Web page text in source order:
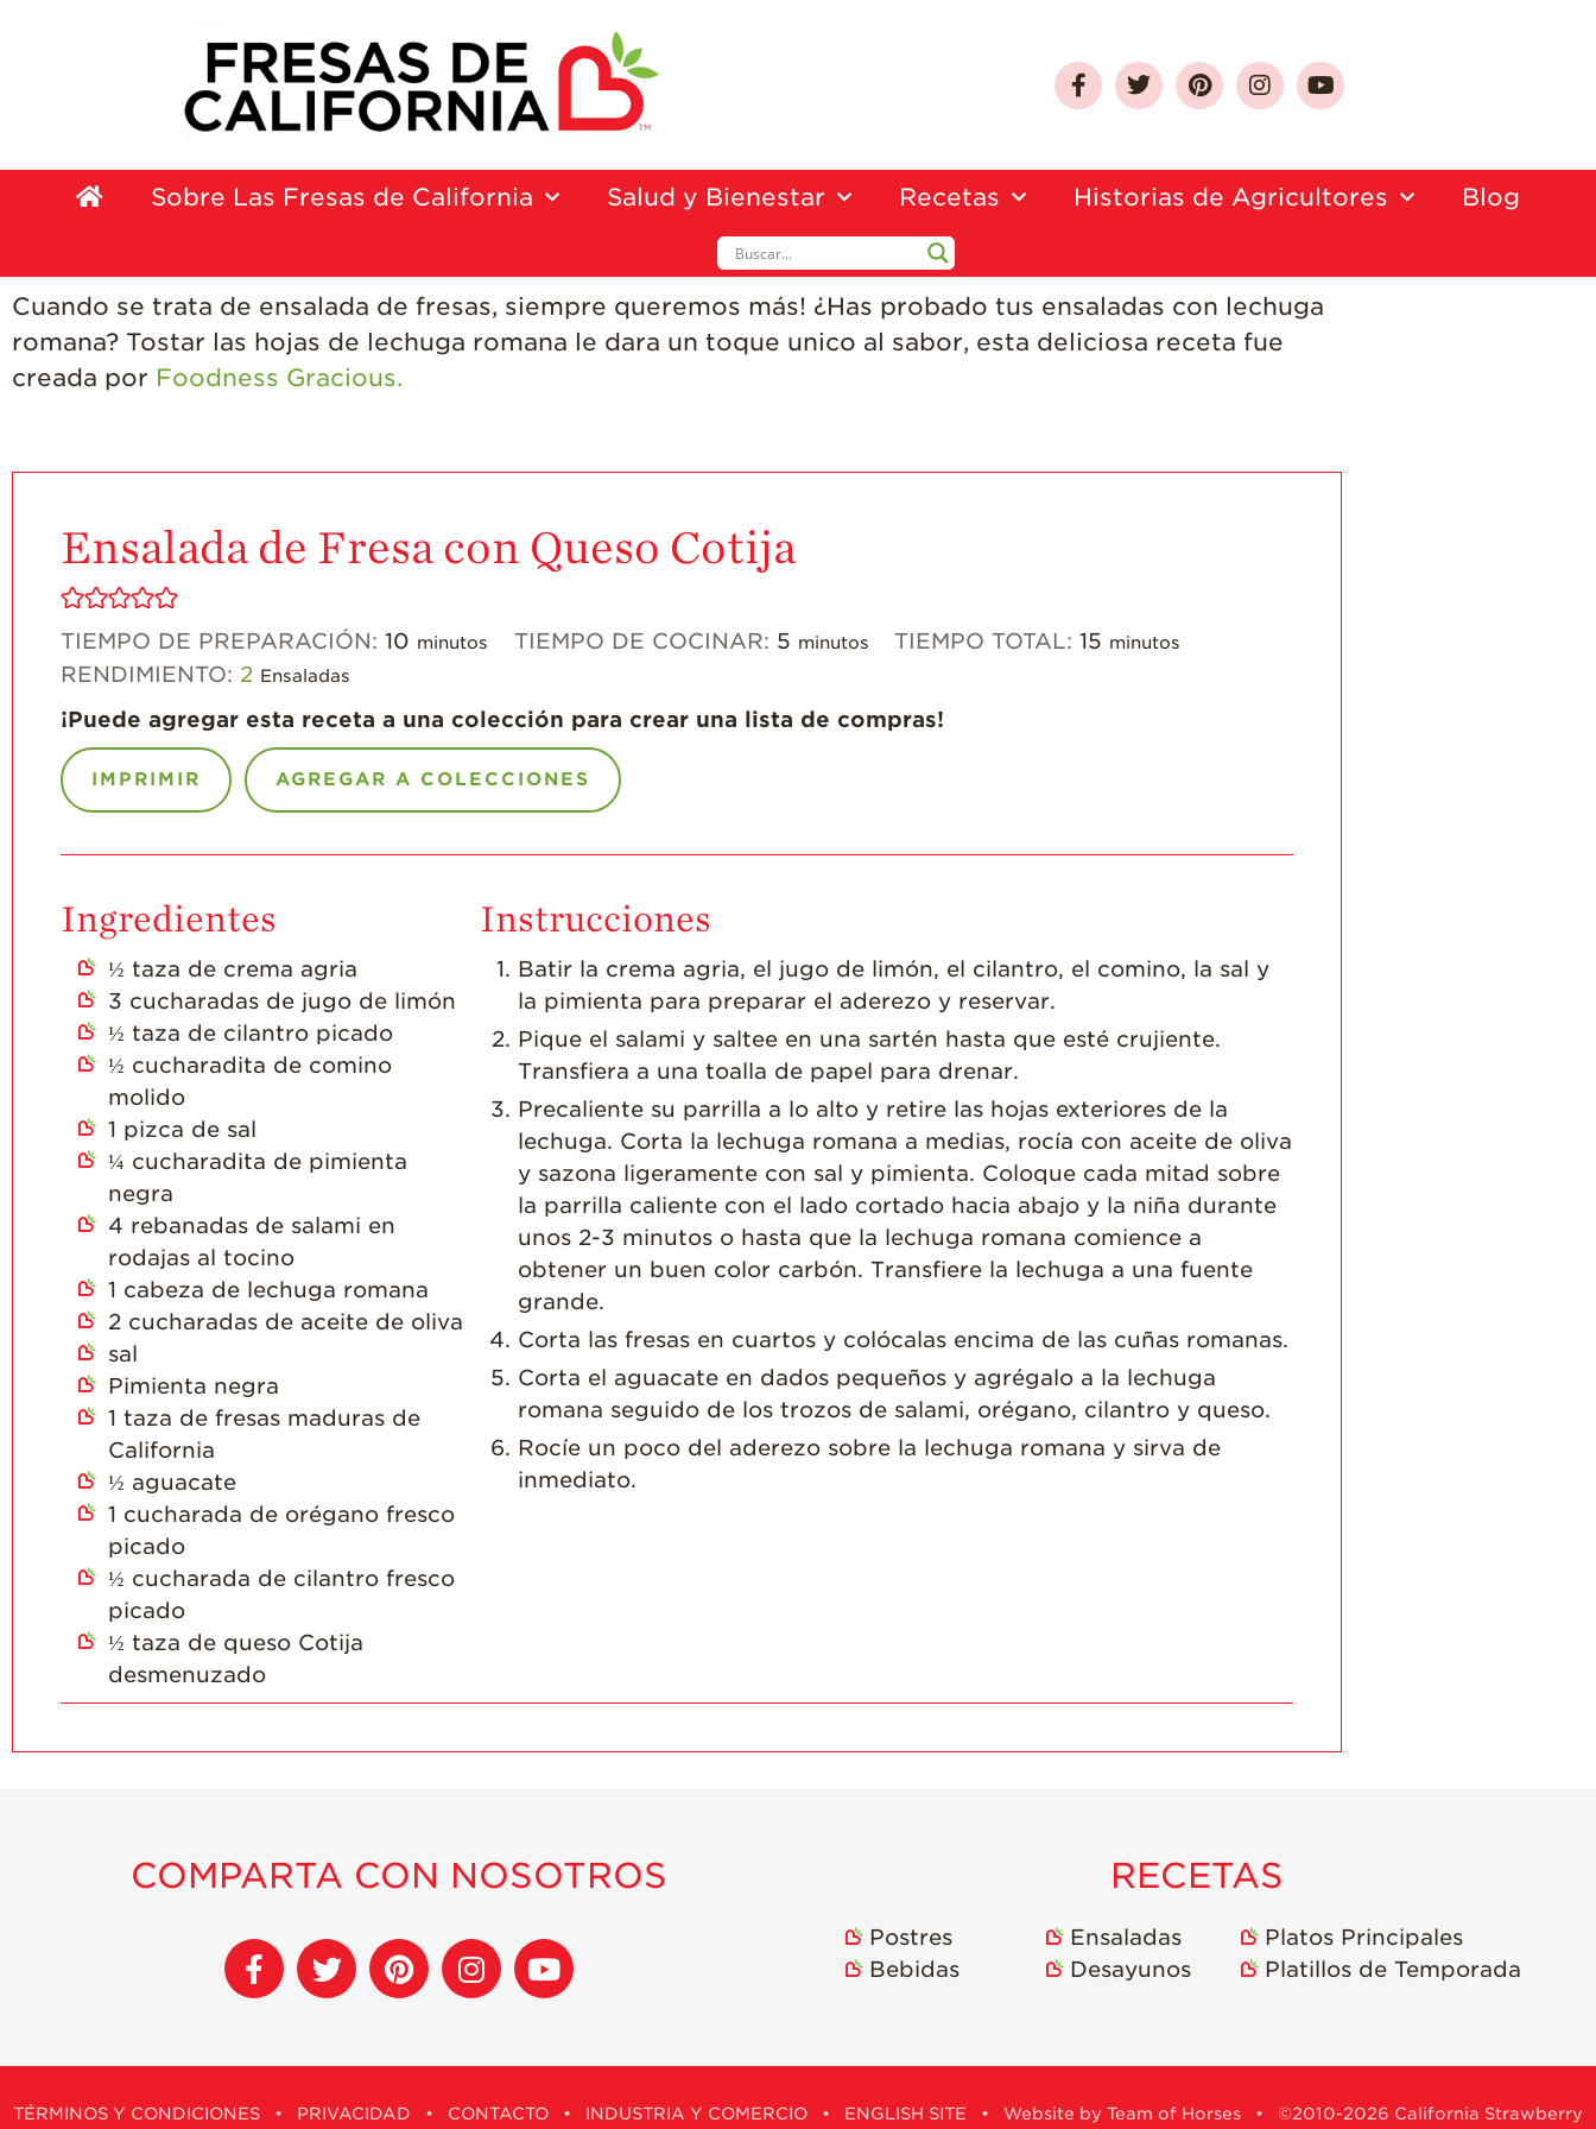
California
Como Seleccionar
Sobre Las Fresas de California Salud y Bienestar Recetas Historias de Agricultores Blog
Cuando se trata de ensalada de fresas, siempre queremos más! ¿Has probado tus ensaladas con lechuga
romana? Tostar las hojas de lechuga romana le dara un toque unico al sabor, esta deliciosa receta fue
creada por Foodness Gracious.
Ensalada de Fresa con Queso Cotija
TIEMPO DE PREPARACIÓN: 10 minutos TIEMPO DE COCINAR: 5 minutos TIEMPO TOTAL:15 minutos
RENDIMIENTO: 2 Ensaladas
¡Puede agregar esta receta a una colección para crear una lista de compras!
IMPRIMIR AGREGAR A COLECCIONES
Ingredientes
½ taza de crema agria
3 cucharadas de jugo de limón
½ taza de cilantro picado
½ cucharadita de comino
molido
1 pizca de sal
¼ cucharadita de pimienta
negra
4 rebanadas de salami en
rodajas al tocino
1 cabeza de lechuga romana
2 cucharadas de aceite de oliva
sal
Pimienta negra
1 taza de fresas maduras de
California
½ aguacate
1 cucharada de orégano fresco
picado
½ cucharada de cilantro fresco
picado
½ taza de queso Cotija
desmenuzado
Instrucciones
Batir la crema agria, el jugo de limón, el cilantro, el comino, la sal y
la pimienta para preparar el aderezo y reservar.
Pique el salami y saltee en una sartén hasta que esté crujiente.
Transfiera a una toalla de papel para drenar.
Precaliente su parrilla a lo alto y retire las hojas exteriores de la
lechuga. Corta la lechuga romana a medias, rocía con aceite de oliva
y sazona ligeramente con sal y pimienta. Coloque cada mitad sobre
la parrilla caliente con el lado cortado hacia abajo y la niña durante
unos 2-3 minutos o hasta que la lechuga romana comience a
obtener un buen color carbón. Transfiere la lechuga a una fuente
grande.
Corta las fresas en cuartos y colócalas encima de las cuñas romanas.
Corta el aguacate en dados pequeños y agrégalo a la lechuga
romana seguido de los trozos de salami, orégano, cilantro y queso.
Rocíe un poco del aderezo sobre la lechuga romana y sirva de
inmediato.
COMPARTA CON NOSOTROS RECETAS
Postres
Bebidas
Ensaladas
Desayunos
Platos Principales
Platillos de Temporada
TÉRMINOS Y CONDICIONES • PRIVACIDAD • CONTACTO • INDUSTRIA Y COMERCIO • ENGLISH SITE • Website by Team of Horses • ©2010-2026 California Strawberry